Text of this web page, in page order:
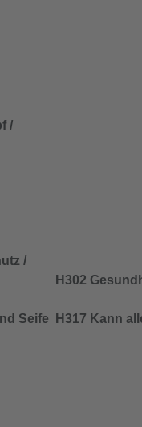
/
/
Seife
H302
H317 Kann